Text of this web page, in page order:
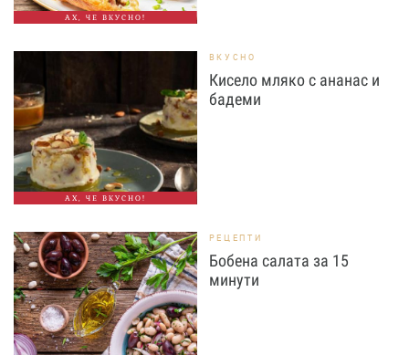
АХ, ЧЕ ВКУСНО!
АХ, ЧЕ ВКУСНО!
ВКУСНО
Кисело мляко с ананас и
бадеми
РЕЦЕПТИ
Бобена салата за 15
минути